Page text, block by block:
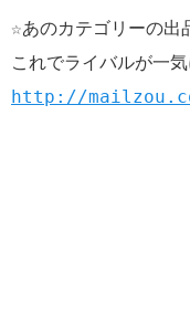
☆あのカテゴリーの出
これでライバルが一
http://